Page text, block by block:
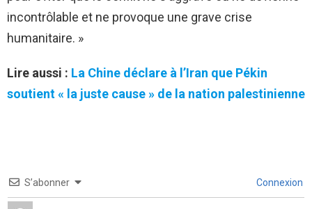
incontrôlable et ne provoque une grave crise
humanitaire. »
Lire aussi : La Chine déclare à l’Iran que Pékin
soutient « la juste cause » de la nation palestinienne
S’abonner Connexion